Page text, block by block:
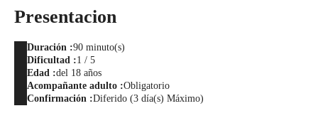
Presentacion
Duración :90 minuto(s)
Dificultad :1 / 5
Edad :del 18 años
Acompañante adulto :Obligatorio
Confirmación :Diferido (3 día(s) Máximo)